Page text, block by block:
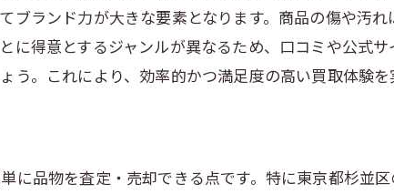
地域密着型業者の利点とは
対応スピードと柔軟性の評価方法
疑問点を解消するための質問リスト
買取前にできる簡単な清掃とメンテナンス
ブランド力が大きな要素となります。商品の傷や汚
に得意とするジャンルが異なるため、口コミや公式
。これにより、効率的かつ満足度の高い買取体験を
に品物を査定・売却できる点です。特に東京都杉並